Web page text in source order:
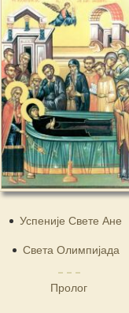
Успеније Свете Ане
Света Олимпијада
Пролог